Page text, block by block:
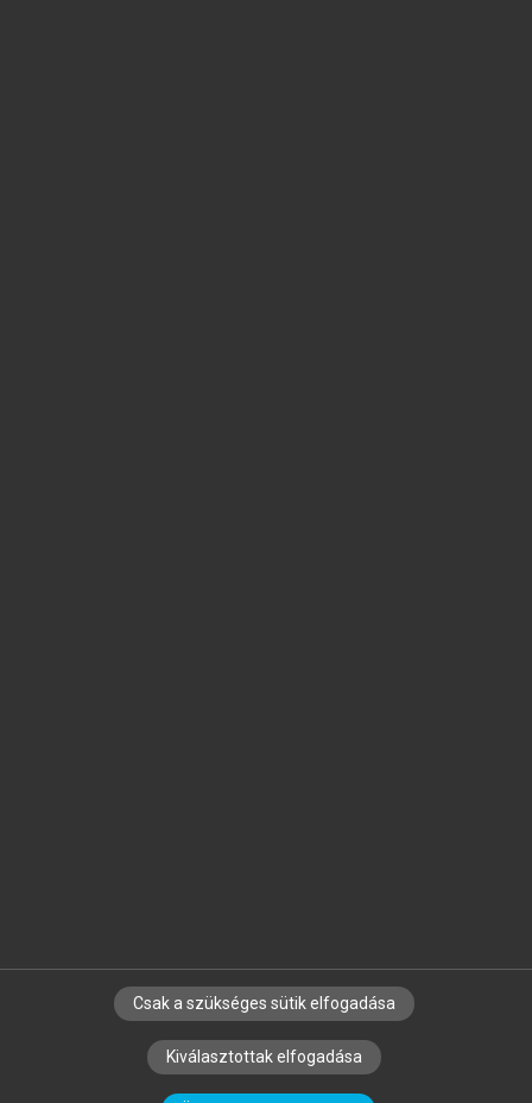
SZERZŐKNEK CÉGEKNEK KÖNYVTÁROSOKNAK
SZERKESZTÉSI ÉS LEKTORÁLÁSI ALAPELVEK
Csak a szükséges sütik elfogadása
Kiválasztottak elfogadása